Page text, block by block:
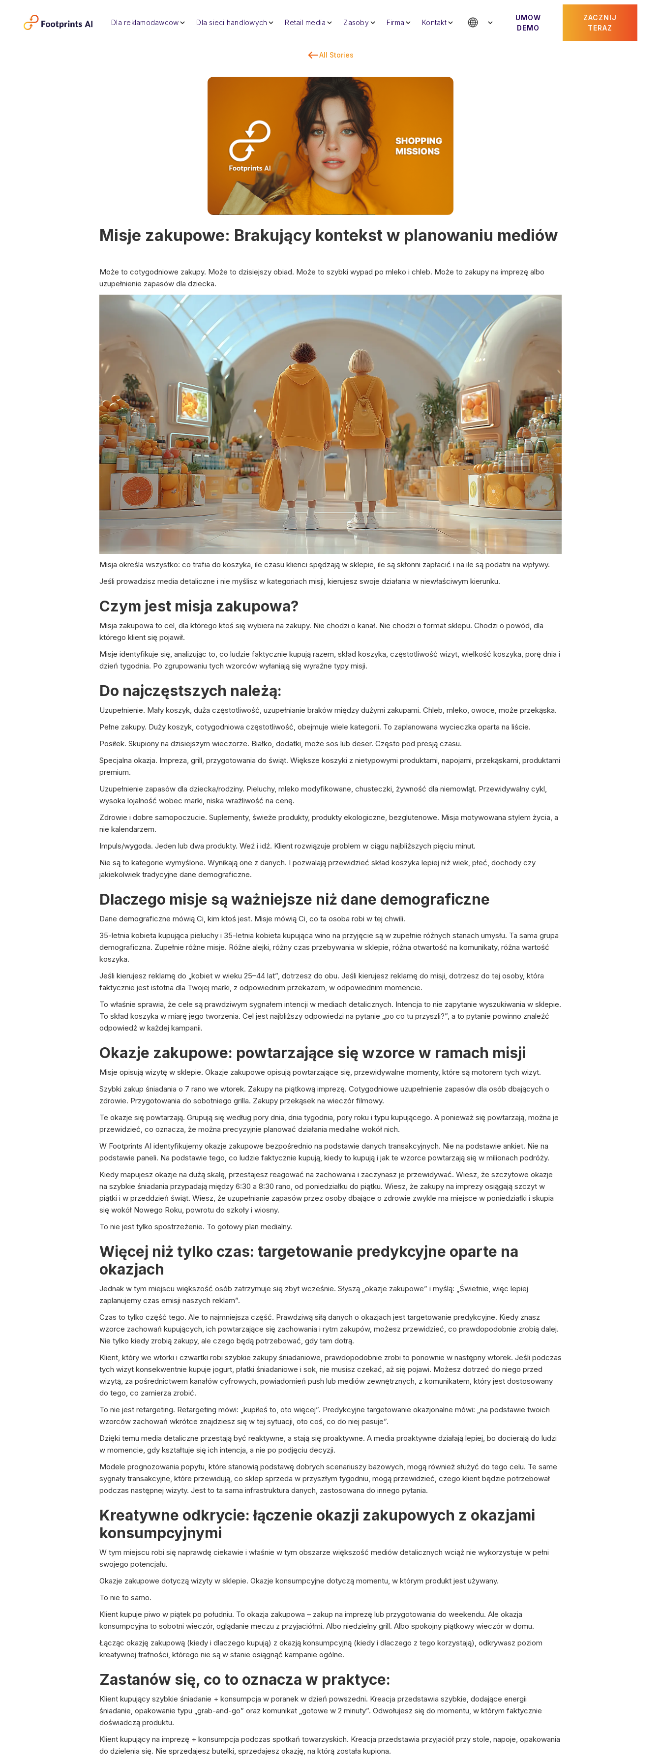
Dla reklamodawcow Dla sieci handlowych Retail media Zasoby Firma Kontakt
UMOW
DEMO
ZACZNIJ
TERAZ
All Stories
Misje zakupowe: Brakujący kontekst w planowaniu mediów
Może to cotygodniowe zakupy. Może to dzisiejszy obiad. Może to szybki wypad po mleko i chleb. Może to zakupy na imprezę albo
uzupełnienie zapasów dla dziecka.
Misja określa wszystko: co trafia do koszyka, ile czasu klienci spędzają w sklepie, ile są skłonni zapłacić i na ile są podatni na wpływy.
Jeśli prowadzisz media detaliczne i nie myślisz w kategoriach misji, kierujesz swoje działania w niewłaściwym kierunku.
Czym jest misja zakupowa?
Misja zakupowa to cel, dla którego ktoś się wybiera na zakupy. Nie chodzi o kanał. Nie chodzi o format sklepu. Chodzi o powód, dla
którego klient się pojawił.
Misje identyfikuje się, analizując to, co ludzie faktycznie kupują razem, skład koszyka, częstotliwość wizyt, wielkość koszyka, porę dnia i
dzień tygodnia. Po zgrupowaniu tych wzorców wyłaniają się wyraźne typy misji.
Do najczęstszych należą:
Uzupełnienie. Mały koszyk, duża częstotliwość, uzupełnianie braków między dużymi zakupami. Chleb, mleko, owoce, może przekąska.
Pełne zakupy. Duży koszyk, cotygodniowa częstotliwość, obejmuje wiele kategorii. To zaplanowana wycieczka oparta na liście.
Posiłek. Skupiony na dzisiejszym wieczorze. Białko, dodatki, może sos lub deser. Często pod presją czasu.
Specjalna okazja. Impreza, grill, przygotowania do świąt. Większe koszyki z nietypowymi produktami, napojami, przekąskami, produktami
premium.
Uzupełnienie zapasów dla dziecka/rodziny. Pieluchy, mleko modyfikowane, chusteczki, żywność dla niemowląt. Przewidywalny cykl,
wysoka lojalność wobec marki, niska wrażliwość na cenę.
Zdrowie i dobre samopoczucie. Suplementy, świeże produkty, produkty ekologiczne, bezglutenowe. Misja motywowana stylem życia, a
nie kalendarzem.
Impuls/wygoda. Jeden lub dwa produkty. Weź i idź. Klient rozwiązuje problem w ciągu najbliższych pięciu minut.
Nie są to kategorie wymyślone. Wynikają one z danych. I pozwalają przewidzieć skład koszyka lepiej niż wiek, płeć, dochody czy
jakiekolwiek tradycyjne dane demograficzne.
Dlaczego misje są ważniejsze niż dane demograficzne
Dane demograficzne mówią Ci, kim ktoś jest. Misje mówią Ci, co ta osoba robi w tej chwili.
35-letnia kobieta kupująca pieluchy i 35-letnia kobieta kupująca wino na przyjęcie są w zupełnie różnych stanach umysłu. Ta sama grupa
demograficzna. Zupełnie różne misje. Różne alejki, różny czas przebywania w sklepie, różna otwartość na komunikaty, różna wartość
koszyka.
Jeśli kierujesz reklamę do „kobiet w wieku 25–44 lat”, dotrzesz do obu. Jeśli kierujesz reklamę do misji, dotrzesz do tej osoby, która
faktycznie jest istotna dla Twojej marki, z odpowiednim przekazem, w odpowiednim momencie.
To właśnie sprawia, że cele są prawdziwym sygnałem intencji w mediach detalicznych. Intencja to nie zapytanie wyszukiwania w sklepie.
To skład koszyka w miarę jego tworzenia. Cel jest najbliższy odpowiedzi na pytanie „po co tu przyszli?”, a to pytanie powinno znaleźć
odpowiedź w każdej kampanii.
Okazje zakupowe: powtarzające się wzorce w ramach misji
Misje opisują wizytę w sklepie. Okazje zakupowe opisują powtarzające się, przewidywalne momenty, które są motorem tych wizyt.
Szybki zakup śniadania o 7 rano we wtorek. Zakupy na piątkową imprezę. Cotygodniowe uzupełnienie zapasów dla osób dbających o
zdrowie. Przygotowania do sobotniego grilla. Zakupy przekąsek na wieczór filmowy.
Te okazje się powtarzają. Grupują się według pory dnia, dnia tygodnia, pory roku i typu kupującego. A ponieważ się powtarzają, można je
przewidzieć, co oznacza, że można precyzyjnie planować działania medialne wokół nich.
W Footprints AI identyfikujemy okazje zakupowe bezpośrednio na podstawie danych transakcyjnych. Nie na podstawie ankiet. Nie na
podstawie paneli. Na podstawie tego, co ludzie faktycznie kupują, kiedy to kupują i jak te wzorce powtarzają się w milionach podróży.
Kiedy mapujesz okazje na dużą skalę, przestajesz reagować na zachowania i zaczynasz je przewidywać. Wiesz, że szczytowe okazje
na szybkie śniadania przypadają między 6:30 a 8:30 rano, od poniedziałku do piątku. Wiesz, że zakupy na imprezy osiągają szczyt w
piątki i w przeddzień świąt. Wiesz, że uzupełnianie zapasów przez osoby dbające o zdrowie zwykle ma miejsce w poniedziałki i skupia
się wokół Nowego Roku, powrotu do szkoły i wiosny.
To nie jest tylko spostrzeżenie. To gotowy plan medialny.
Więcej niż tylko czas: targetowanie predykcyjne oparte na
okazjach
Jednak w tym miejscu większość osób zatrzymuje się zbyt wcześnie. Słyszą „okazje zakupowe” i myślą: „Świetnie, więc lepiej
zaplanujemy czas emisji naszych reklam”.
Czas to tylko część tego. Ale to najmniejsza część. Prawdziwą siłą danych o okazjach jest targetowanie predykcyjne. Kiedy znasz
wzorce zachowań kupujących, ich powtarzające się zachowania i rytm zakupów, możesz przewidzieć, co prawdopodobnie zrobią dalej.
Nie tylko kiedy zrobią zakupy, ale czego będą potrzebować, gdy tam dotrą.
Klient, który we wtorki i czwartki robi szybkie zakupy śniadaniowe, prawdopodobnie zrobi to ponownie w następny wtorek. Jeśli podczas
tych wizyt konsekwentnie kupuje jogurt, płatki śniadaniowe i sok, nie musisz czekać, aż się pojawi. Możesz dotrzeć do niego przed
wizytą, za pośrednictwem kanałów cyfrowych, powiadomień push lub mediów zewnętrznych, z komunikatem, który jest dostosowany
do tego, co zamierza zrobić.
To nie jest retargeting. Retargeting mówi: „kupiłeś to, oto więcej”. Predykcyjne targetowanie okazjonalne mówi: „na podstawie twoich
wzorców zachowań wkrótce znajdziesz się w tej sytuacji, oto coś, co do niej pasuje”.
Dzięki temu media detaliczne przestają być reaktywne, a stają się proaktywne. A media proaktywne działają lepiej, bo docierają do ludzi
w momencie, gdy kształtuje się ich intencja, a nie po podjęciu decyzji.
Modele prognozowania popytu, które stanowią podstawę dobrych scenariuszy bazowych, mogą również służyć do tego celu. Te same
sygnały transakcyjne, które przewidują, co sklep sprzeda w przyszłym tygodniu, mogą przewidzieć, czego klient będzie potrzebował
podczas następnej wizyty. Jest to ta sama infrastruktura danych, zastosowana do innego pytania.
Kreatywne odkrycie: łączenie okazji zakupowych z okazjami
konsumpcyjnymi
W tym miejscu robi się naprawdę ciekawie i właśnie w tym obszarze większość mediów detalicznych wciąż nie wykorzystuje w pełni
swojego potencjału.
Okazje zakupowe dotyczą wizyty w sklepie. Okazje konsumpcyjne dotyczą momentu, w którym produkt jest używany.
To nie to samo.
Klient kupuje piwo w piątek po południu. To okazja zakupowa – zakup na imprezę lub przygotowania do weekendu. Ale okazja
konsumpcyjna to sobotni wieczór, oglądanie meczu z przyjaciółmi. Albo niedzielny grill. Albo spokojny piątkowy wieczór w domu.
Łącząc okazję zakupową (kiedy i dlaczego kupują) z okazją konsumpcyjną (kiedy i dlaczego z tego korzystają), odkrywasz poziom
kreatywnej trafności, którego nie są w stanie osiągnąć kampanie ogólne.
Zastanów się, co to oznacza w praktyce:
Klient kupujący szybkie śniadanie + konsumpcja w poranek w dzień powszedni. Kreacja przedstawia szybkie, dodające energii
śniadanie, opakowanie typu „grab-and-go” oraz komunikat „gotowe w 2 minuty”. Odwołujesz się do momentu, w którym faktycznie
doświadczą produktu.
Klient kupujący na imprezę + konsumpcja podczas spotkań towarzyskich. Kreacja przedstawia przyjaciół przy stole, napoje, opakowania
do dzielenia się. Nie sprzedajesz butelki, sprzedajesz okazję, na którą została kupiona.